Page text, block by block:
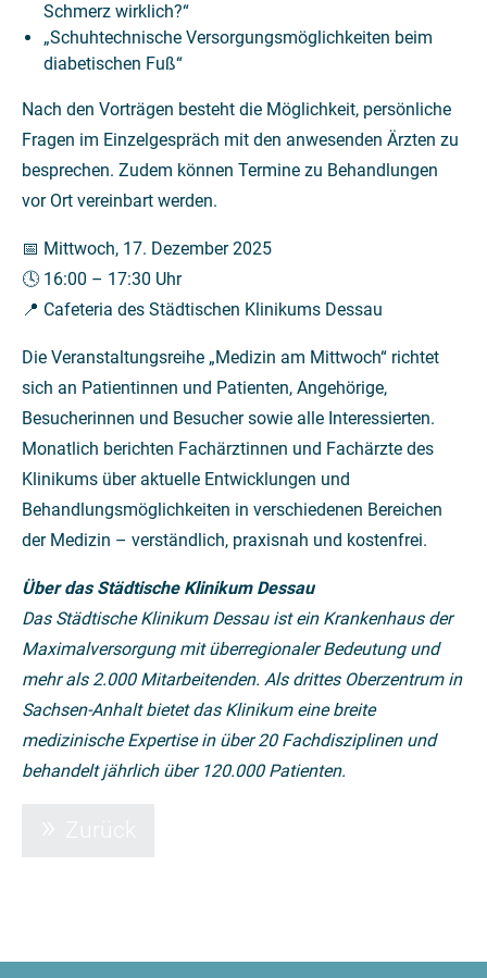
Schmerz wirklich?“
„Schuhtechnische Versorgungsmöglichkeiten beim
diabetischen Fuß“
Nach den Vorträgen besteht die Möglichkeit, persönliche
Fragen im Einzelgespräch mit den anwesenden Ärzten zu
besprechen. Zudem können Termine zu Behandlungen
vor Ort vereinbart werden.
📅 Mittwoch, 17. Dezember 2025
🕓 16:00 – 17:30 Uhr
📍 Cafeteria des Städtischen Klinikums Dessau
Die Veranstaltungsreihe „Medizin am Mittwoch“ richtet
sich an Patientinnen und Patienten, Angehörige,
Besucherinnen und Besucher sowie alle Interessierten.
Monatlich berichten Fachärztinnen und Fachärzte des
Klinikums über aktuelle Entwicklungen und
Behandlungsmöglichkeiten in verschiedenen Bereichen
der Medizin – verständlich, praxisnah und kostenfrei.
Über das Städtische Klinikum Dessau
Das Städtische Klinikum Dessau ist ein Krankenhaus der
Maximalversorgung mit überregionaler Bedeutung und
mehr als 2.000 Mitarbeitenden. Als drittes Oberzentrum in
Sachsen-Anhalt bietet das Klinikum eine breite
medizinische Expertise in über 20 Fachdisziplinen und
behandelt jährlich über 120.000 Patienten.